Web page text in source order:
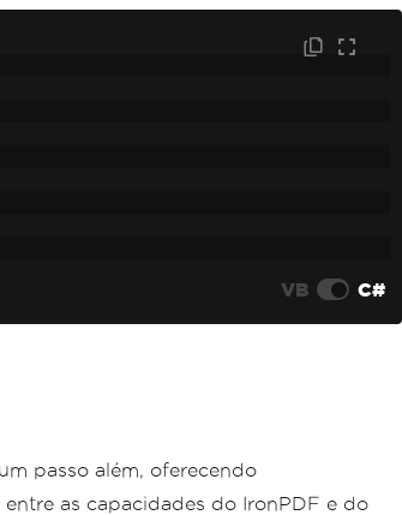
VB C#
passo além, oferecendo
as capacidades do IronPDF e do